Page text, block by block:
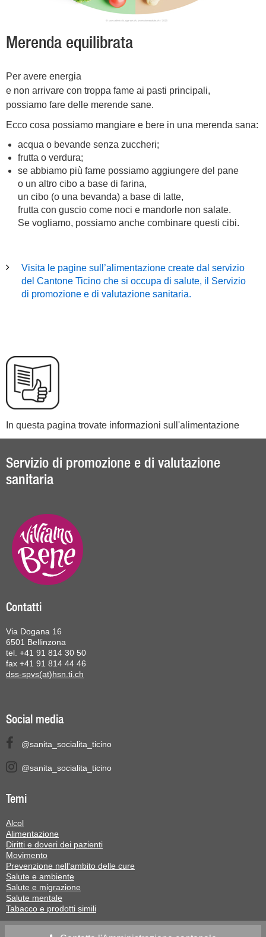
Merenda equilibrata
Per avere energia
e non arrivare con troppa fame ai pasti principali,
possiamo fare delle merende sane.
Ecco cosa possiamo mangiare e bere in una merenda sana:
acqua o bevande senza zuccheri;
frutta o verdura;
se abbiamo più fame possiamo aggiungere del pane
o un altro cibo a base di farina,
un cibo (o una bevanda) a base di latte,
frutta con guscio come noci e mandorle non salate.
Se vogliamo, possiamo anche combinare questi cibi.
Visita le pagine sull’alimentazione create dal servizio
del Cantone Ticino che si occupa di salute, il Servizio
di promozione e di valutazione sanitaria.
In questa pagina trovate informazioni sull'alimentazione
Servizio di promozione e di valutazione
sanitaria
Contatti
Via Dogana 16
6501 Bellinzona
tel. +41 91 814 30 50
fax +41 91 814 44 46
dss-spvs(at)hsn.ti.ch
Social media
@sanita_socialita_ticino
@sanita_socialita_ticino
Temi
Alcol
Alimentazione
Diritti e doveri dei pazienti
Movimento
Prevenzione nell'ambito delle cure
Salute e ambiente
Salute e migrazione
Salute mentale
Tabacco e prodotti simili